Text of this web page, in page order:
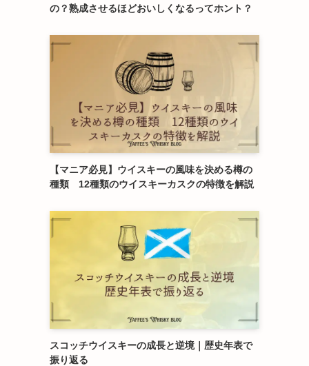
の？熟成させるほどおいしくなるってホント？
【マニア必見】ウイスキーの風味を決める樽の
種類 12種類のウイスキーカスクの特徴を解説
スコッチウイスキーの成長と逆境｜歴史年表で
振り返る